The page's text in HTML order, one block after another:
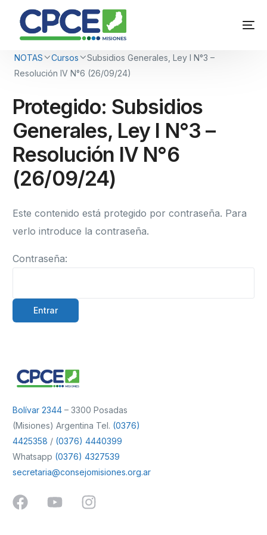
NOTAS Cursos
Subsidios Generales, Ley I N°3 –
Resolución IV N°6 (26/09/24)
Protegido: Subsidios
Generales, Ley I N°3 –
Resolución IV N°6
(26/09/24)
Este contenido está protegido por contraseña. Para
verlo introduce la contraseña.
Contraseña:
Bolívar 2344 – 3300 Posadas
(Misiones) Argentina Tel. (0376)
4425358 / (0376) 4440399
Whatsapp (0376) 4327539
secretaria@consejomisiones.org.ar